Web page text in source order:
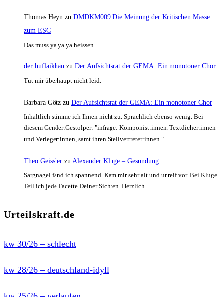
Thomas Heyn zu DMDKM009 Die Meinung der Kritischen Masse
zum ESC
Das muss ya ya ya heissen ..
der huflaikhan zu Der Aufsichtsrat der GEMA: Ein monotoner Chor
Tut mir überhaupt nicht leid.
Barbara Götz zu Der Aufsichtsrat der GEMA: Ein monotoner Chor
Inhaltlich stimme ich Ihnen nicht zu. Sprachlich ebenso wenig. Bei
diesem Gender:Gestolper: "infrage: Komponist:innen, Textdicher:innen
und Verleger:innen, samt ihren Stellvertreter:innen."…
Theo Geissler zu Alexander Kluge – Gesundung
Sargnagel fand ich spannend. Kam mir sehr alt und unreif vor. Bei Kluge
Teil ich jede Facette Deiner Sichten. Herzlich…
Urteilskraft.de
kw 30/26 – schlecht
kw 28/26 – deutschland-idyll